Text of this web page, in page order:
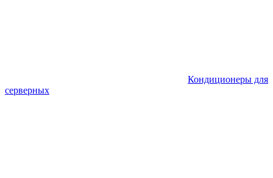
Кондиционеры для
серверных